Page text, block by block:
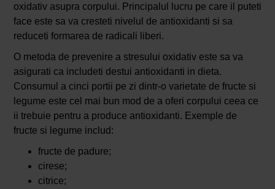
oxidativ asupra corpului. Principalul lucru pe care il puteti
face este sa va cresteti nivelul de antioxidanti si sa
reduceti formarea de radicali liberi.
O metoda de prevenire a stresului oxidativ este sa va
asigurati ca includeti destui antioxidanti in dieta.
Consumul a cinci portii pe zi dintr-o varietate de fructe si
legume este cel mai bun mod de a oferi corpului ceea ce
ii trebuie pentru a produce antioxidanti. Exemple de
fructe si legume includ:
fructe de padure;
cirese;
citrice;